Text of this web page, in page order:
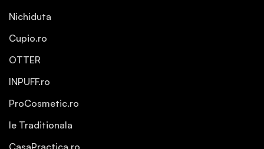
Nichiduta
Cupio.ro
OTTER
INPUFF.ro
ProCosmetic.ro
Ie Traditionala
CasaPractica.ro